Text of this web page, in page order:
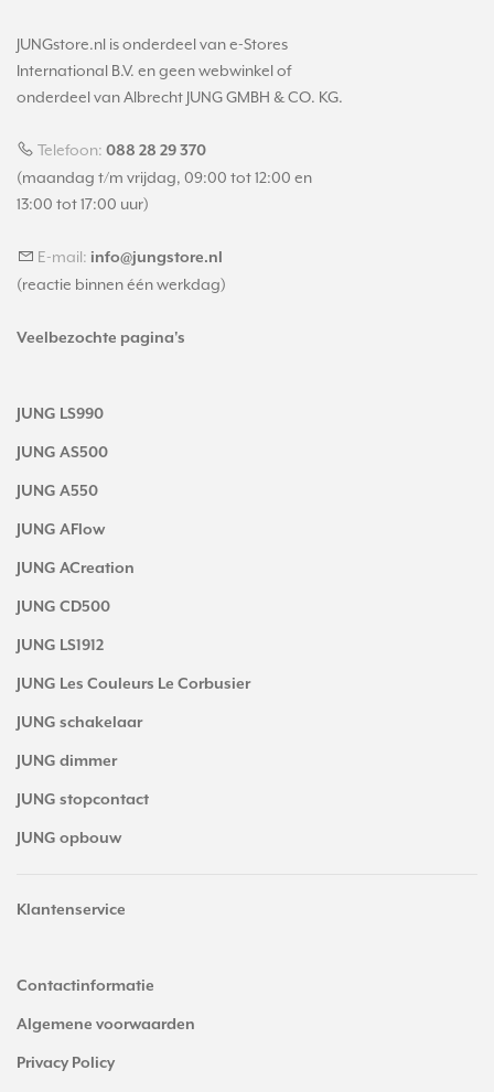
JUNGstore.nl is onderdeel van e-Stores
International B.V. en geen webwinkel of
onderdeel van Albrecht JUNG GMBH & CO. KG.
Telefoon: 088 28 29 370
(maandag t/m vrijdag, 09:00 tot 12:00 en
13:00 tot 17:00 uur)
E-mail: info@jungstore.nl
(reactie binnen één werkdag)
Veelbezochte pagina's
JUNG LS990
JUNG AS500
JUNG A550
JUNG AFlow
JUNG ACreation
JUNG CD500
JUNG LS1912
JUNG Les Couleurs Le Corbusier
JUNG schakelaar
JUNG dimmer
JUNG stopcontact
JUNG opbouw
Klantenservice
Contactinformatie
Algemene voorwaarden
Privacy Policy